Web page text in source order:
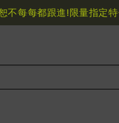
每都跟進!限量指定特價